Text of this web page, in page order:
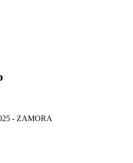
- ZAMORA